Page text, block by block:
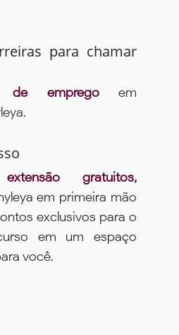
para chamar
de empregoem
gratuitos,
em primeira mão
exclusivos para o
em um espaço
você.